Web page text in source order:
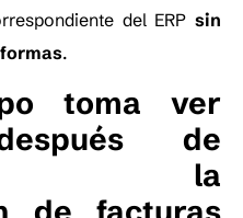
del ERP sin
.
toma ver
de
la